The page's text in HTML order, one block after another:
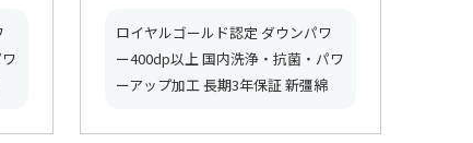
ロイヤルゴールド認定 ダウンパワ
ー400dp以上 国内洗浄・抗菌・パワ
ーアップ加工 長期3年保証 新彊綿